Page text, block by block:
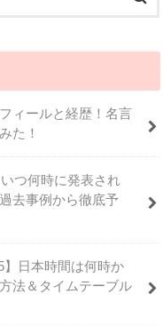
ィールと経歴！名言
た！
いつ何時に発表され
去事例から徹底予
】日本時間は何時か
法＆タイムテーブル